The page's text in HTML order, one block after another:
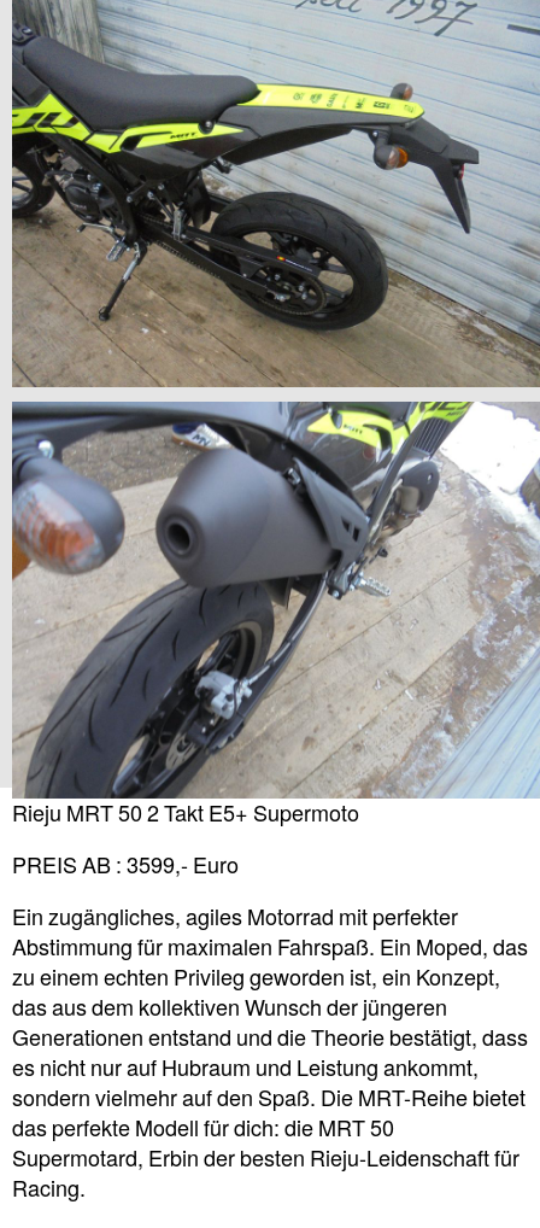
Rieju MRT 50 2 Takt E5+ Supermoto
PREIS AB : 3599,- Euro
Ein zugängliches, agiles Motorrad mit perfekter
Abstimmung für maximalen Fahrspaß. Ein Moped, das
zu einem echten Privileg geworden ist, ein Konzept,
das aus dem kollektiven Wunsch der jüngeren
Generationen entstand und die Theorie bestätigt, dass
es nicht nur auf Hubraum und Leistung ankommt,
sondern vielmehr auf den Spaß. Die MRT-Reihe bietet
das perfekte Modell für dich: die MRT 50
Supermotard, Erbin der besten Rieju-Leidenschaft für
Racing.